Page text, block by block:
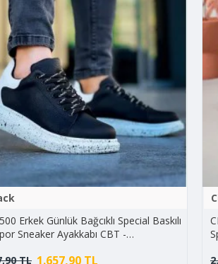
Erkek Günlük Bağcıklı Special Baskılı
Sneaker Ayakkabı CBT -
1.657,90 TL
TL